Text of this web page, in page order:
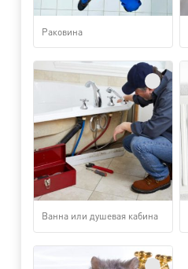
Раковина
Ванна или душевая кабина